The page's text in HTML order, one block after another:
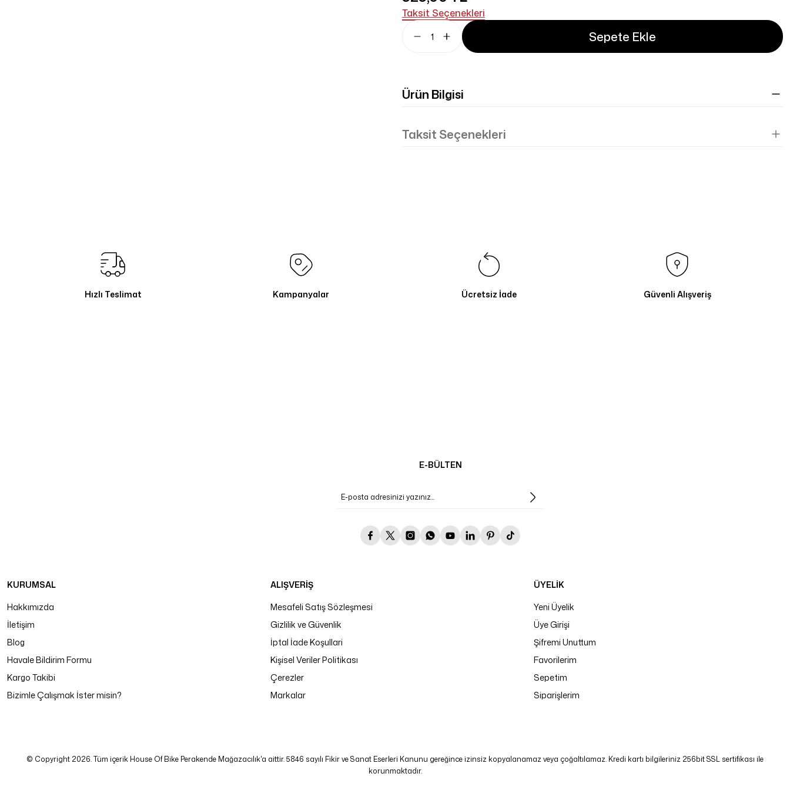
Taksit Seçenekleri
Sepete Ekle
Ürün Bilgisi
Taksit Seçenekleri
Hızlı Teslimat Kampanyalar Ücretsiz İade Güvenli Alışveriş
E-BÜLTEN
KURUMSAL
Hakkımızda
İletişim
Blog
Havale Bildirim Formu
Kargo Takibi
Bizimle Çalışmak İster misin?
ALIŞVERİŞ
Mesafeli Satış Sözleşmesi
Gizlilik ve Güvenlik
İptal İade Koşullari
Kişisel Veriler Politikası
Çerezler
Markalar
ÜYELİK
Yeni Üyelik
Üye Girişi
Şifremi Unuttum
Favorilerim
Sepetim
Siparişlerim
© Copyright 2026. Tüm içerik House Of Bike Perakende Mağazacılık'a aittir. 5846 sayılı Fikir ve Sanat Eserleri Kanunu gereğince izinsiz kopyalanamaz veya çoğaltılamaz. Kredi kartı bilgileriniz 256bit SSL sertifikası ile
korunmaktadır.